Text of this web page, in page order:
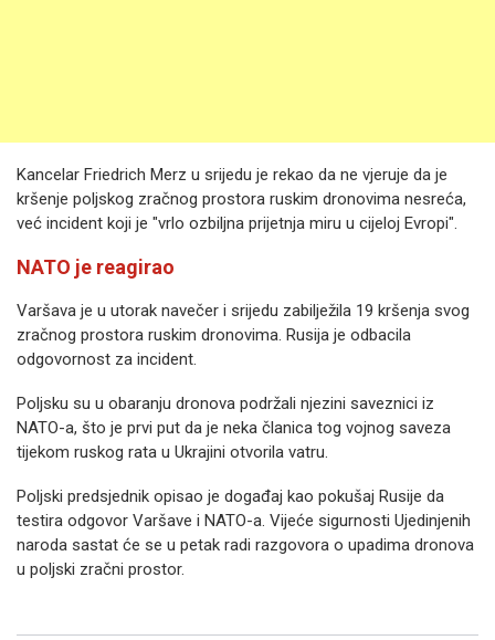
Kancelar Friedrich Merz u srijedu je rekao da ne vjeruje da je
kršenje poljskog zračnog prostora ruskim dronovima nesreća,
već incident koji je "vrlo ozbiljna prijetnja miru u cijeloj Evropi".
NATO je reagirao
Varšava je u utorak navečer i srijedu zabilježila 19 kršenja svog
zračnog prostora ruskim dronovima. Rusija je odbacila
odgovornost za incident.
Poljsku su u obaranju dronova podržali njezini saveznici iz
NATO-a, što je prvi put da je neka članica tog vojnog saveza
tijekom ruskog rata u Ukrajini otvorila vatru.
Poljski predsjednik opisao je događaj kao pokušaj Rusije da
testira odgovor Varšave i NATO-a. Vijeće sigurnosti Ujedinjenih
naroda sastat će se u petak radi razgovora o upadima dronova
u poljski zračni prostor.